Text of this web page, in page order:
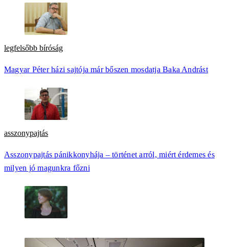
legfelsőbb bíróság
Magyar Péter házi sajtója már bőszen mosdatja Baka Andrást
asszonypajtás
Asszonypajtás pánikkonyhája – történet arról, miért érdemes és
milyen jó magunkra főzni